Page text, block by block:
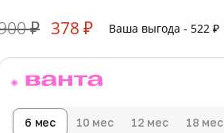
₽ 378 ₽ Ваша выгода - 522 ₽
6 мес 10 мес 12 мес 18 мес